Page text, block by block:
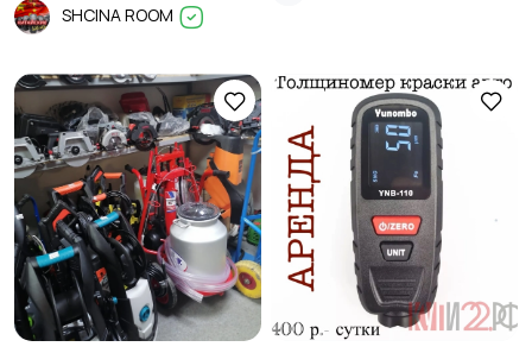
SHCINA ROOM